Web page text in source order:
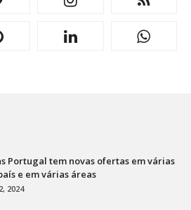
Portugal tem novas ofertas em várias
e em várias áreas
2024